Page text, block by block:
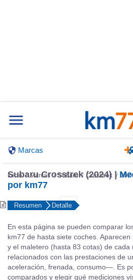
Marcas
Inicio Marcas Subaru Crosstrek
Subaru Crosstrek (2024) |
por km77
Resumen Detalle
En esta página se pueden comparar
km77 de hasta siete coches.
y el maletero (hasta 83 cotas) de cada
relacionados con las prestaciones de
aceleración, frenada, consumo—. Es
comparados y elegir qué mediciones